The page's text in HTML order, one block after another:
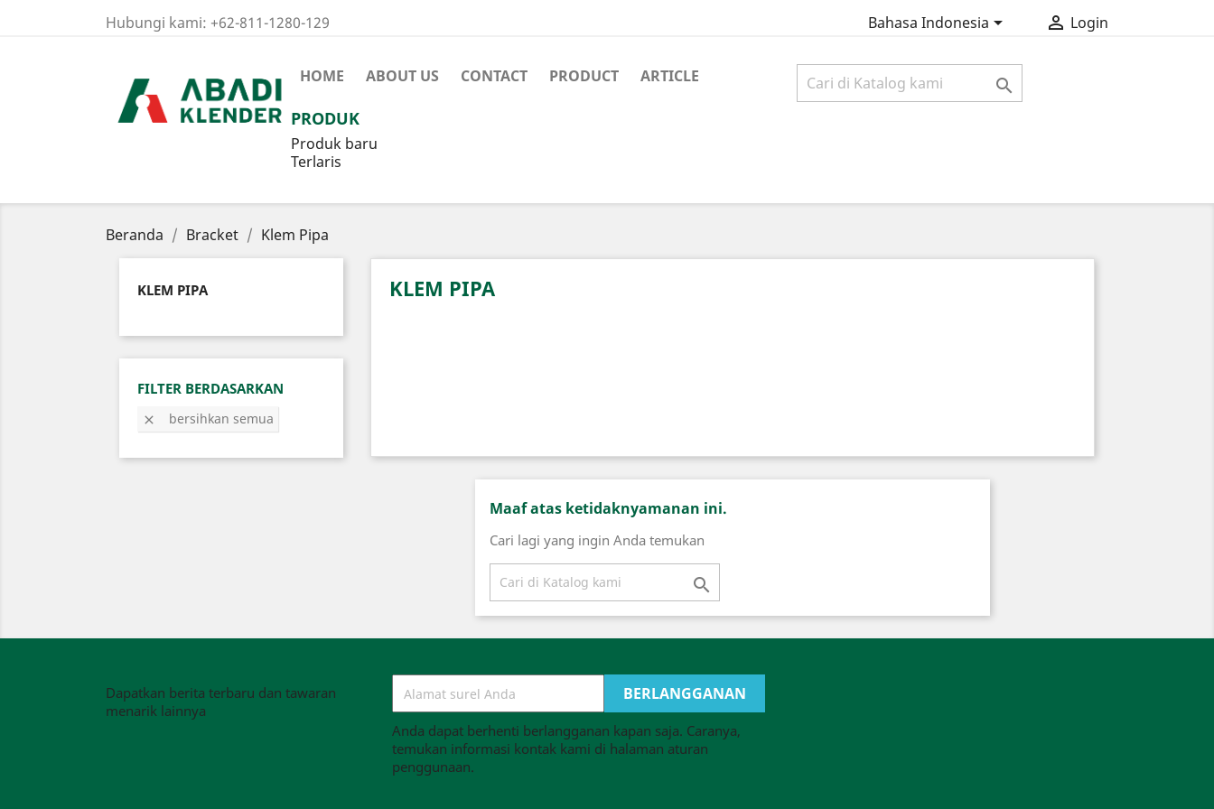
Hubungi kami: +62-811-1280-129 Bahasa Indonesia  Login
HOME ABOUT US CONTACT PRODUCT ARTICLE

PRODUK
Produk baru
Terlaris
Beranda Bracket Klem Pipa
KLEM PIPA
FILTER BERDASARKAN
 bersihkan semua
KLEM PIPA
Maaf atas ketidaknyamanan ini.
Cari lagi yang ingin Anda temukan

Dapatkan berita terbaru dan tawaran
menarik lainnya
Anda dapat berhenti berlangganan kapan saja. Caranya,
temukan informasi kontak kami di halaman aturan
penggunaan.